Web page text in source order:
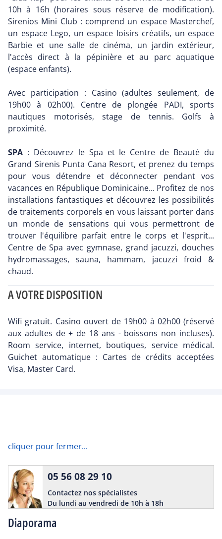
10h à 16h (horaires sous réserve de modification).
Sirenios Mini Club : comprend un espace Masterchef,
un espace Lego, un espace loisirs créatifs, un espace
Barbie et une salle de cinéma, un jardin extérieur,
l'accès direct à la pépinière et au parc aquatique
(espace enfants).
Avec participation : Casino (adultes seulement, de
19h00 à 02h00). Centre de plongée PADI, sports
nautiques motorisés, stage de tennis. Golfs à
proximité.
SPA : Découvrez le Spa et le Centre de Beauté du
Grand Sirenis Punta Cana Resort, et prenez du temps
pour vous détendre et déconnecter pendant vos
vacances en République Dominicaine... Profitez de nos
installations fantastiques et découvrez les possibilités
de traitements corporels en vous laissant porter dans
un monde de sensations qui vous permettront de
trouver l'équilibre parfait entre le corps et l'esprit...
Centre de Spa avec gymnase, grand jacuzzi, douches
hydromassages, sauna, hammam, jacuzzi froid &
chaud.
A VOTRE DISPOSITION
Wifi gratuit. Casino ouvert de 19h00 à 02h00 (réservé
aux adultes de + de 18 ans - boissons non incluses).
Room service, internet, boutiques, service médical.
Guichet automatique : Cartes de crédits acceptées
Visa, Master Card.
cliquer pour fermer...
Diaporama
05 56 08 29 10
Contactez nos spécialistes
Du lundi au vendredi de 10h à 18h